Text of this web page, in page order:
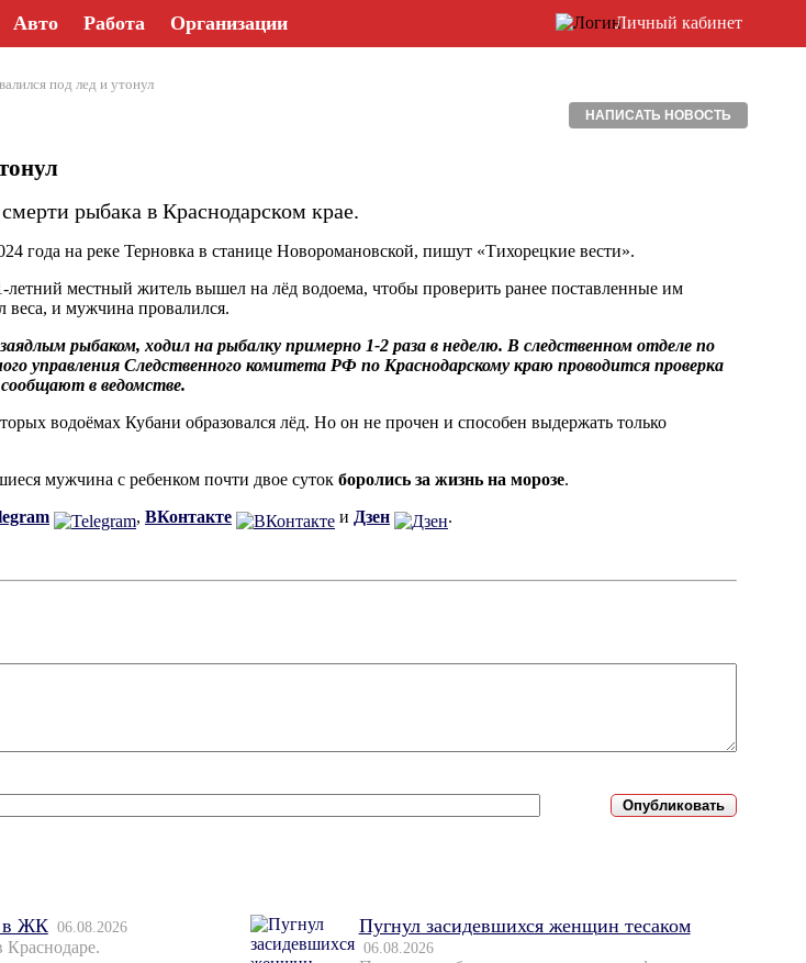
Авто Работа Организации Личный кабинет
под лед и утонул
НАПИСАТЬ НОВОСТЬ
рыбака в Краснодарском крае.
года на реке Терновка в станице Новоромановской, пишут «Тихорецкие вести».
местный житель вышел на лёд водоема, чтобы проверить ранее поставленные им
и мужчина провалился.
рыбаком, ходил на рыбалку примерно 1-2 раза в неделю. В следственном отделе по
управления Следственного комитета РФ по Краснодарскому краю проводится проверка
в ведомстве.
водоёмах Кубани образовался лёд. Но он не прочен и способен выдержать только
мужчина с ребенком почти двое суток боролись за жизнь на морозе.
, ВКонтакте и Дзен .
в ЖК 06.08.2026 Пугнул засидевшихся женщин тесаком
06.08.2026